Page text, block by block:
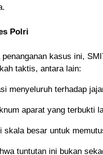
Polri
kasus ini,
taktis, antara lain:
menyeluruh terhadap
aparat yang terbukti
skala besar untuk
tuntutan ini bukan